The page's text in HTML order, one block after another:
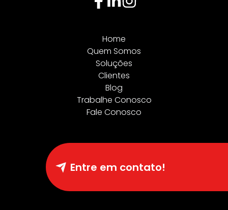
Home
Quem Somos
Soluções
Clientes
Blog
Trabalhe Conosco
Fale Conosco
Entre em contato!